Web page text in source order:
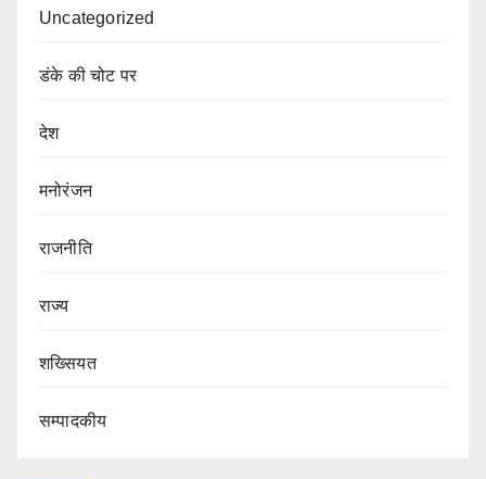
Uncategorized
डंके की चोट पर
देश
मनोरंजन
राजनीति
राज्य
शख्सियत
सम्पादकीय